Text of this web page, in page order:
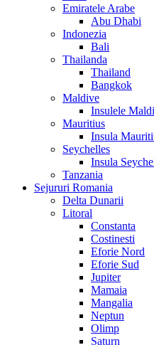
Emiratele Arabe
Abu Dhabi
Indonezia
Bali
Thailanda
Thailand
Bangkok
Maldive
Insulele
Mauritius
Insula
Seychelles
Insula
Tanzania
Sejururi Romania
Delta Dunarii
Litoral
Constanta
Costinesti
Eforie Nord
Eforie Sud
Jupiter
Mamaia
Mangalia
Neptun
Olimp
Saturn